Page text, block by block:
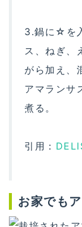
3.鍋に☆を
ス、ねぎ、
がら加え、
アマランサ
煮る。
引用：
お家でも